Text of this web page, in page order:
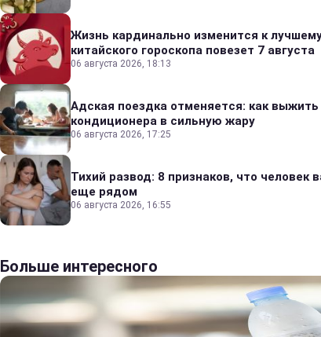
Жизнь кардинально изменится к
китайского гороскопа повезет 7 августа
06 августа 2026, 18:13
Адская поездка отменяется: как выжить
кондиционера в сильную жару
06 августа 2026, 17:25
Тихий развод: 8 признаков, что человек
еще рядом
06 августа 2026, 16:55
Больше интересного